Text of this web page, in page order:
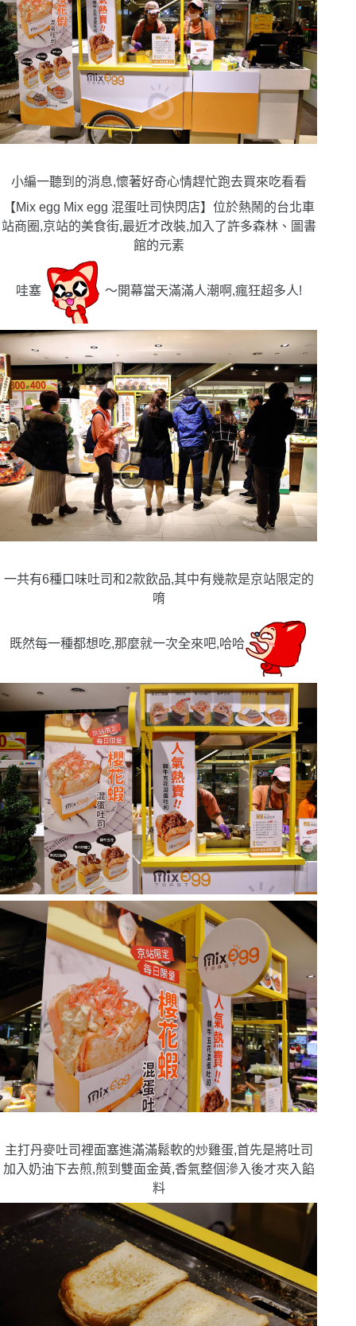
小編一聽到的消息,懷著好奇心情趕忙跑去買來吃看看
【Mix egg Mix egg 混蛋吐司快閃店】位於熱鬧的台北車
站商圈,京站的美食街,最近才改裝,加入了許多森林、圖書
館的元素
哇塞 〜開幕當天滿滿人潮啊,瘋狂超多人!
一共有6種口味吐司和2款飲品,其中有幾款是京站限定的
唷
既然每一種都想吃,那麼就一次全來吧,哈哈
主打丹麥吐司裡面塞進滿滿鬆軟的炒雞蛋,首先是將吐司
加入奶油下去煎,煎到雙面金黃,香氣整個滲入後才夾入餡
料